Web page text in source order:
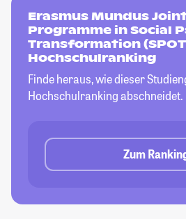
Erasmus Mundus
Programme in Social
Transformation
Hochschulranking
Finde heraus, wie dieser
Hochschulranking abschneidet.
Zum